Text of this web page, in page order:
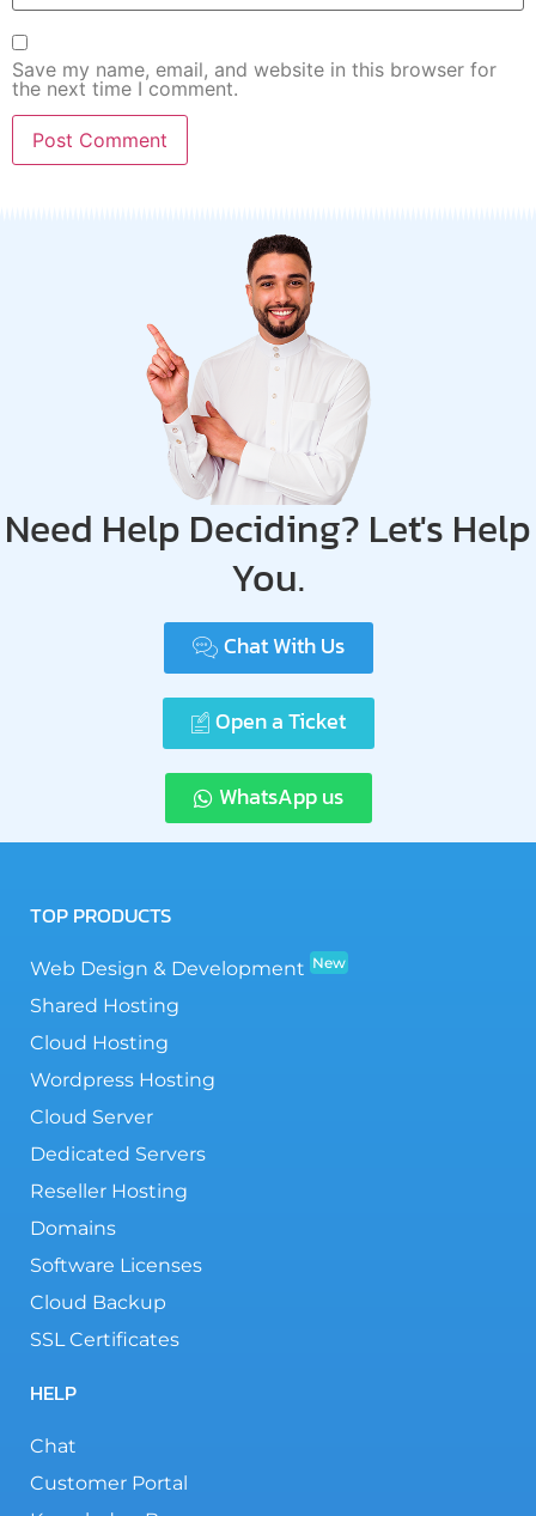
Save my name, email, and website in this browser for
the next time I comment.
Need Help Deciding? Let's Help
You.
Chat With Us
Open a Ticket
WhatsApp us
TOP PRODUCTS
Web Design & Development New
Shared Hosting
Cloud Hosting
Wordpress Hosting
Cloud Server
Dedicated Servers
Reseller Hosting
Domains
Software Licenses
Cloud Backup
SSL Certificates
HELP
Chat
Customer Portal